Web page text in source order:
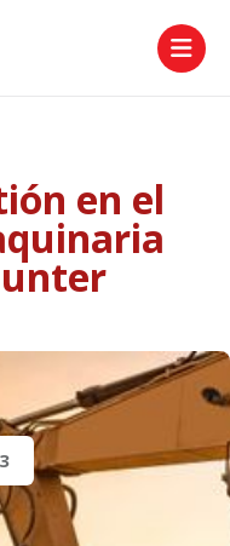

en el